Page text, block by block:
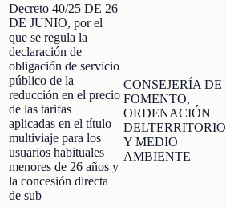
Decreto 40/25 DE 26
DE JUNIO, por el
que se regula la
declaración de
obligación de servicio
público de la
reducción en el precio
de las tarifas
aplicadas en el título
multiviaje para los
usuarios habituales
menores de 26 años y
la concesión directa
de sub
CONSEJERÍA DE
FOMENTO,
ORDENACIÓN
DELTERRITORIO
Y MEDIO
AMBIENTE